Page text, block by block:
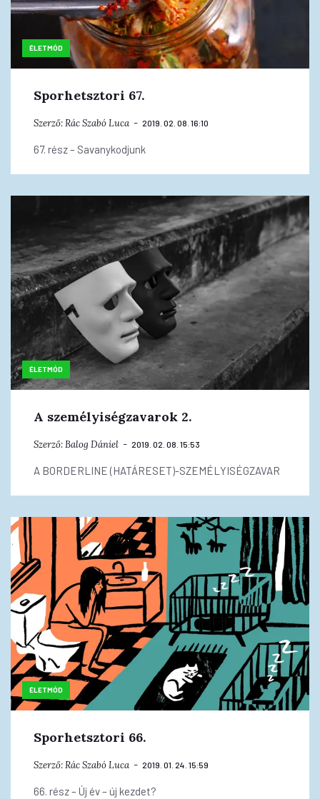
ÉLETMÓD
Sporhetsztori 67.
Szerző:Rác Szabó Luca 2019. 02. 08. 16:10
67. rész – Savanykodjunk
ÉLETMÓD
A személyiségzavarok 2.
Szerző:Balog Dániel 2019. 02. 08. 15:53
A BORDERLINE (HATÁRESET)-SZEMÉLYISÉGZAVAR
ÉLETMÓD
Sporhetsztori 66.
Szerző:Rác Szabó Luca 2019. 01. 24. 15:59
66. rész – Új év – új kezdet?